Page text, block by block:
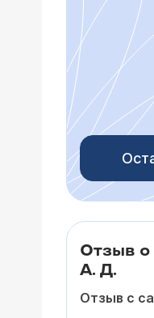
Отзыв о
А. Д.
Отзыв с